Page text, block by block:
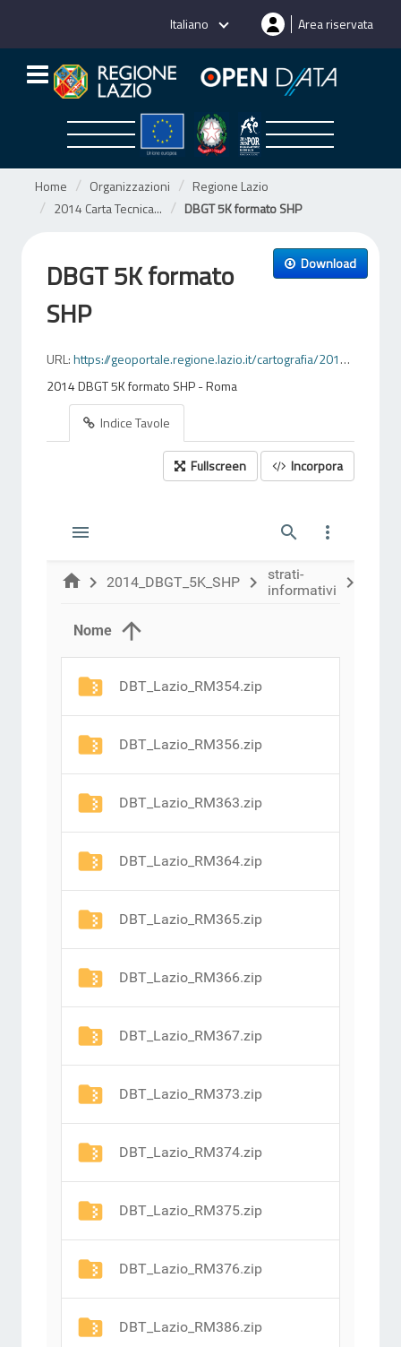
Italiano Area riservata
Home Organizzazioni
Regione Lazio
2014 Carta Tecnica...
DBGT 5K formato SHP
Download
DBGT 5K formato
SHP
URL:https://geoportale.regione.lazio.it/cartografia/2014_DBGT_5K_SHP/strati-informativi/Roma/
2014 DBGT 5K formato SHP - Roma
Indice Tavole
Fullscreen Incorpora